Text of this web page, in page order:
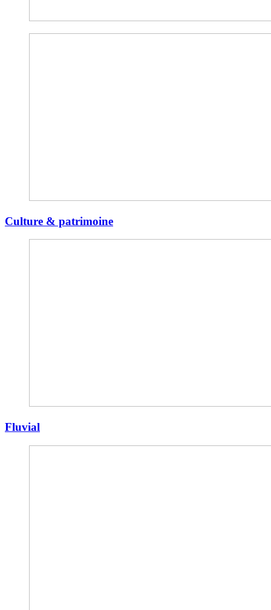
Culture & patrimoine
Fluvial